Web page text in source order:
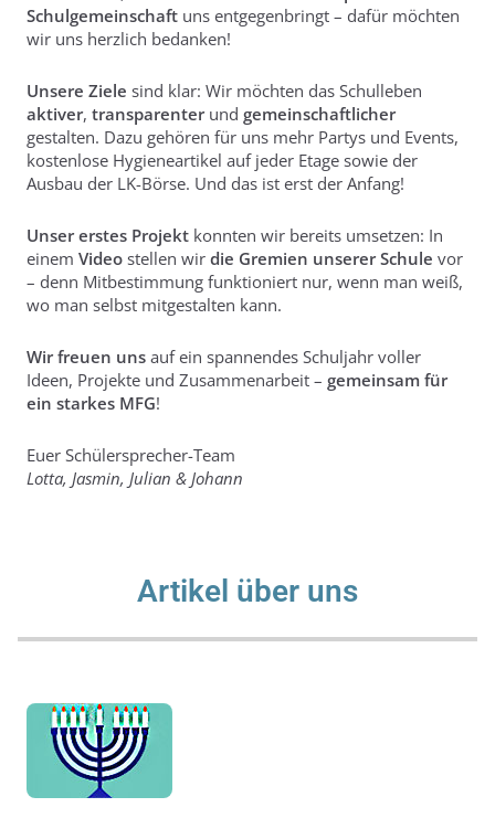
Schulgemeinschaftuns entgegenbringt – dafür möchten
wir uns herzlich bedanken!
Unsere Ziele sind klar: Wir möchten das Schulleben
aktiver, transparenterund gemeinschaftlicher
gestalten. Dazu gehören für uns mehr Partys und Events,
kostenlose Hygieneartikel auf jeder Etage sowie der
Ausbau der LK-Börse. Und das ist erst der Anfang!
Unser erstes Projektkonnten wir bereits umsetzen: In
einem Videostellen wir die Gremien unserer Schule vor
– denn Mitbestimmung funktioniert nur, wenn man weiß,
wo man selbst mitgestalten kann.
Wir freuen unsauf ein spannendes Schuljahr voller
Ideen, Projekte und Zusammenarbeit – gemeinsam für
ein starkes MFG!
Euer Schülersprecher-Team
Lotta, Jasmin, Julian & Johann
Artikel über uns